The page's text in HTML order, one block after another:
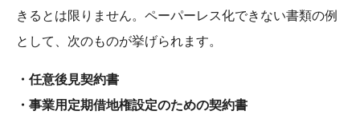
きるとは限りません。ペーパーレス化できない書類の例
として、次のものが挙げられます。
・任意後見契約書
・事業用定期借地権設定のための契約書